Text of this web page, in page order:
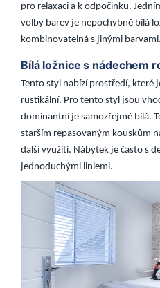
pro relaxaci a k odpočinku.
volby barev je nepochybně bílá
kombinovatelná s jinými barvami.
Bílá ložnice s nádechem
Tento styl nabízí prostředí, které
rustikální. Pro tento styl jsou
dominantní je samozřejmě bílá.
starším repasovaným kouskům
další využití. Nábytek je často s
jednoduchými liniemi.